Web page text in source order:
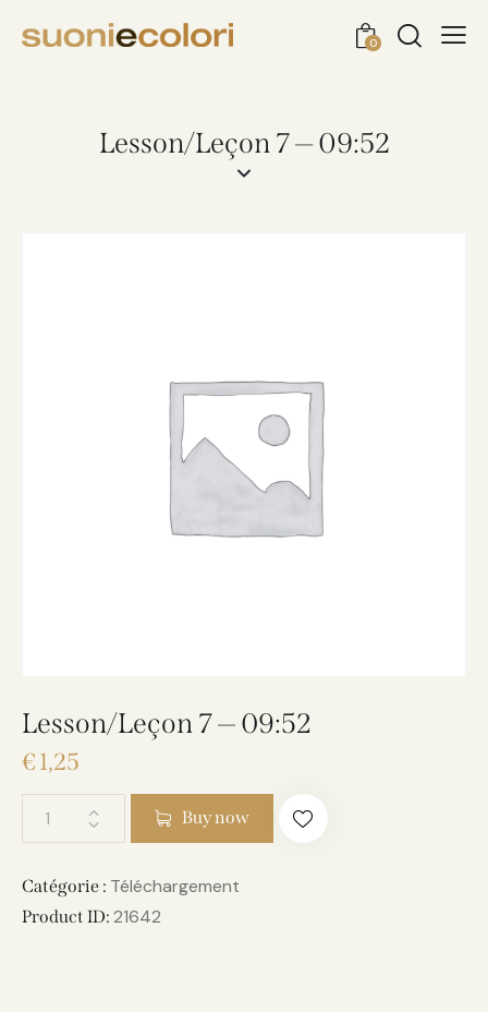
0
Lesson/Leçon 7 — 09:52
Lesson/Leçon 7 — 09:52
€1,25
Buy now
Catégorie : Téléchargement
Product ID: 21642